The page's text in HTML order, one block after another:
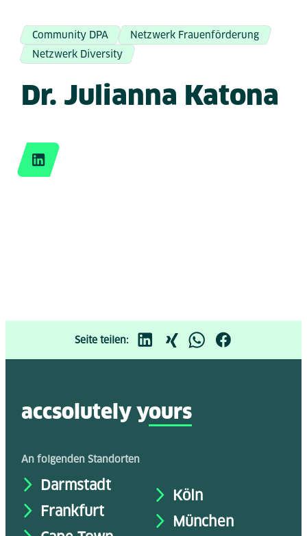
Community DPA
Netzwerk Frauenförderung
Netzwerk Diversity
Dr. Julianna Katona
LinkedIn
Seite teilen:
accsolutely yours
An folgenden Standorten
Darmstadt
Frankfurt
Köln
München